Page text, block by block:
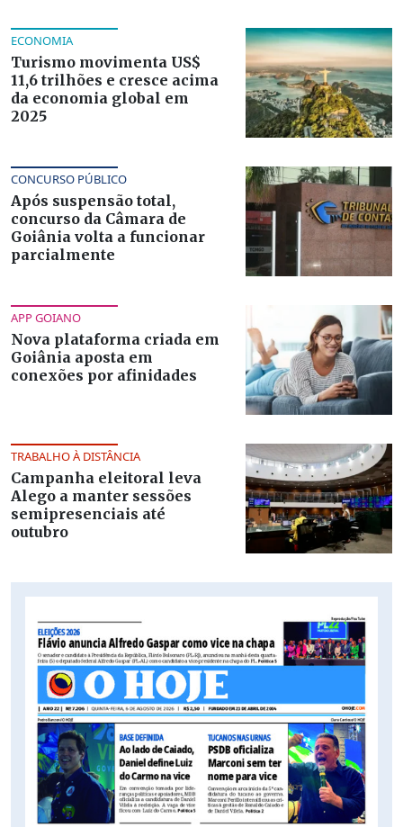
ECONOMIA
Turismo movimenta US$
11,6 trilhões e cresce acima
da economia global em
2025
CONCURSO PÚBLICO
Após suspensão total,
concurso da Câmara de
Goiânia volta a funcionar
parcialmente
APP GOIANO
Nova plataforma criada em
Goiânia aposta em
conexões por afinidades
TRABALHO À DISTÂNCIA
Campanha eleitoral leva
Alego a manter sessões
semipresenciais até
outubro